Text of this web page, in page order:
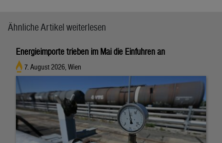
Ähnliche Artikel weiterlesen
Energieimporte trieben im Mai die Einfuhren an
7. August 2026, Wien